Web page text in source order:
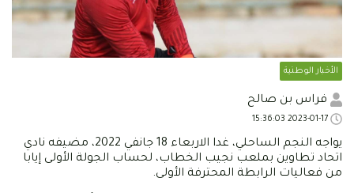
الأخبار الوطنية
فراس بن صالح
يواجه النجم الساحلي، غدا الاربعاء 18 جانفي 2022، مضيفه نادي
اتحاد تطاوين بملعب نجيب الخطاب، لحساب الجولة الأولى إيابا
من فعاليات الرابطة المحترفة الأولى.